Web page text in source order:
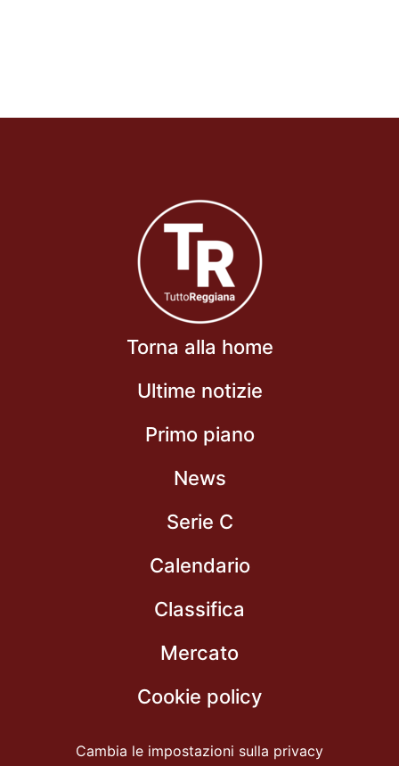
Torna alla home
Ultime notizie
Primo piano
News
Serie C
Calendario
Classifica
Mercato
Cookie policy
Cambia le impostazioni sulla privacy